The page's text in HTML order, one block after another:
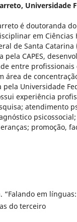
Universidade
é doutoranda
em Ciências
de Santa Catarina
pela CAPES,
entre profissionais
área de
pela Universidade
experiência
atendimento
promoção,
“Falando em
do terceiro